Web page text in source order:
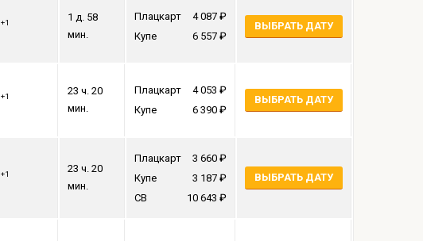
+1
1 д. 58
мин.
Плацкарт
4 087
Купе
6 557
ВЫБРАТЬ ДАТУ
+1
23 ч. 20
мин.
Плацкарт
4 053
Купе
6 390
ВЫБРАТЬ ДАТУ
+1
23 ч. 20
мин.
Плацкарт
3 660
Купе
3 187
СВ
10 643
ВЫБРАТЬ ДАТУ